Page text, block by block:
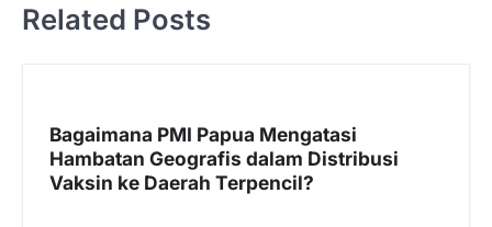
a
Related Posts
Bagaimana PMI Papua Mengatasi
Hambatan Geografis dalam Distribusi
Vaksin ke Daerah Terpencil?